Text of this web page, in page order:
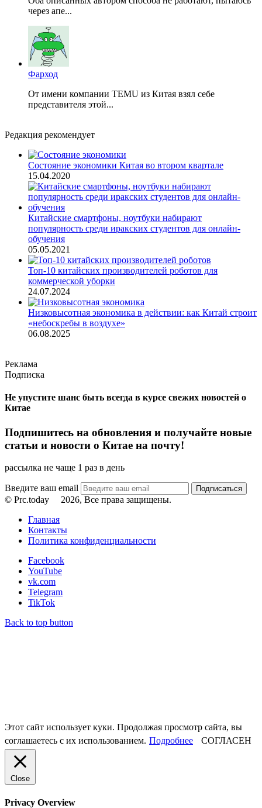
через апе...
Фарход
От имени компании TEMU из Китая взял себе
представителя этой...
Редакция рекомендует
Состояние экономики Китая во втором квартале
15.04.2020
Китайские смартфоны, ноутбуки набирают
популярность среди иракских студентов для онлайн-
обучения
05.05.2021
Топ-10 китайских производителей роботов для
коммерческой уборки
24.07.2024
Низковысотная экономика в действии: как Китай строит
«небоскребы в воздухе»
06.08.2025
Реклама
Подписка
Не упустите шанс быть всегда в курсе свежих новостей о
Китае
Подпишитесь на обновления и получайте новые
статьи и новости о Китае на почту!
рассылка не чаще 1 раз в день
Введите ваш email
© Prc.today
2026, Все права защищены.
Главная
Контакты
Политика конфиденциальности
Facebook
YouTube
vk.com
Telegram
TikTok
Back to top button
Этот сайт использует куки. Продолжая просмотр сайта, вы
соглашаетесь с их использованием. Подробнее СОГЛАСЕН
Close
Privacy Overview